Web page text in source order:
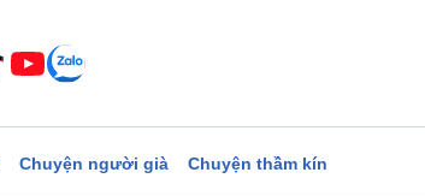
Chuyện người già Chuyện thầm kín